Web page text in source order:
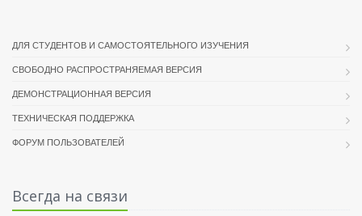
ДЛЯ СТУДЕНТОВ И САМОСТОЯТЕЛЬНОГО ИЗУЧЕНИЯ
СВОБОДНО РАСПРОСТРАНЯЕМАЯ ВЕРСИЯ
ДЕМОНСТРАЦИОННАЯ ВЕРСИЯ
ТЕХНИЧЕСКАЯ ПОДДЕРЖКА
ФОРУМ ПОЛЬЗОВАТЕЛЕЙ
Всегда на связи